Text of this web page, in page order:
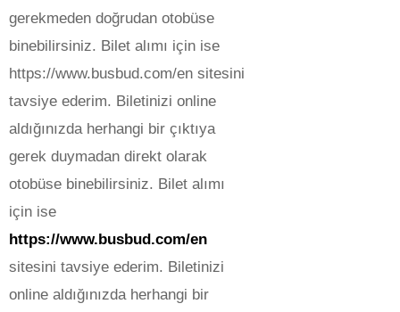
gerekmeden doğrudan otobüse
binebilirsiniz. Bilet alımı için ise
https://www.busbud.com/en sitesini
tavsiye ederim. Biletinizi online
aldığınızda herhangi bir çıktıya
gerek duymadan direkt olarak
otobüse binebilirsiniz. Bilet alımı
için ise
https://www.busbud.com/en
sitesini tavsiye ederim. Biletinizi
online aldığınızda herhangi bir